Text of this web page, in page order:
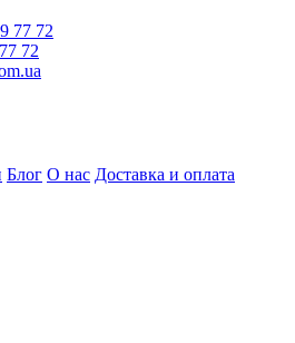
77 72
72
Блог О нас Доставка и оплата